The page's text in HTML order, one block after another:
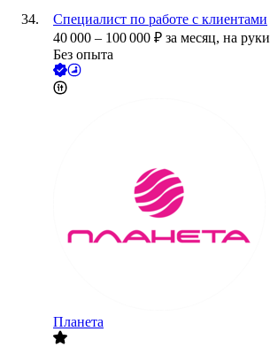
Специалист по работе с клиентами
40 000 – 100 000 ₽ за месяц, на руки
Без опыта
Планета